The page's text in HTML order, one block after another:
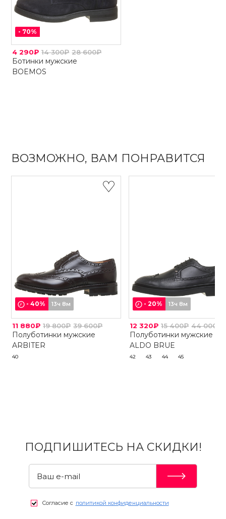
- 70%
4 290₽ 14 300₽ 28 600₽
Ботинки мужские
BOEMOS
ВОЗМОЖНО, ВАМ ПОНРАВИТСЯ
-40% 13ч 8м
11 880₽ 19 800₽ 39 600₽
Полуботинки мужские
ARBITER
40
-20% 13ч 8м
12 320₽ 15 400₽ 44 000₽
Полуботинки мужские
ALDO BRUE
42 43 44 45
ПОДПИШИТЕСЬ НА СКИДКИ!
Согласие с политикой конфиденциальности